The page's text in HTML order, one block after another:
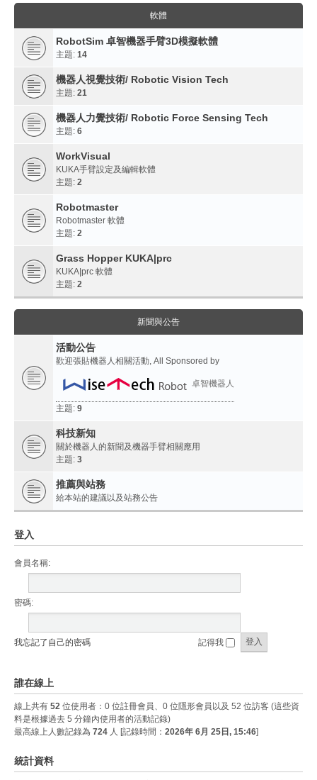
軟體
RobotSim 卓智機器手臂3D模擬軟體
主題: 14
機器人視覺技術/ Robotic Vision Tech
主題: 21
機器人力覺技術/ Robotic Force Sensing Tech
主題: 6
WorkVisual
KUKA手臂設定及編輯軟體
主題: 2
Robotmaster
Robotmaster 軟體
主題: 2
Grass Hopper KUKA|prc
KUKA|prc 軟體
主題: 2
新聞與公告
活動公告
歡迎張貼機器人相關活動, All Sponsored by
卓智機器人
主題: 9
科技新知
關於機器人的新聞及機器手臂相關應用
主題: 3
推薦與站務
給本站的建議以及站務公告
登入
會員名稱:
密碼:
我忘記了自己的密碼 記得我
誰在線上
線上共有 52 位使用者：0 位註冊會員、0 位隱形會員以及 52 位訪客 (這些資
料是根據過去 5 分鐘內使用者的活動記錄)
最高線上人數記錄為 724 人 [記錄時間： 2026年 6月 25日, 15:46]
統計資料